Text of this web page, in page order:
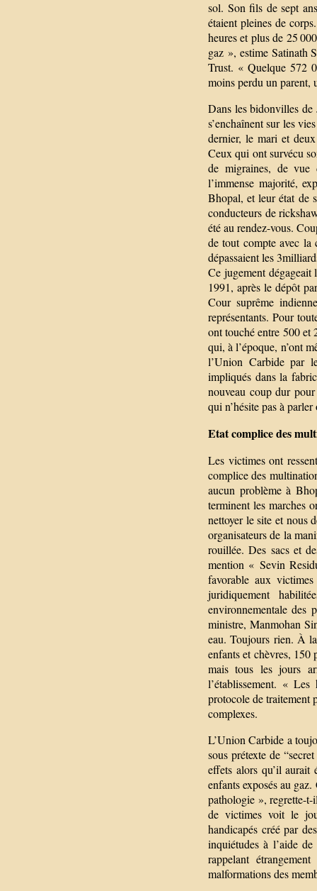
sol. Son fils de sept
étaient pleines de
heures et plus de 25
gaz », estime Satinath
Trust. « Quelque 572
moins perdu un parent,
Dans les bidonvilles de
s’enchaînent sur les
dernier, le mari et
Ceux qui ont survécu
de migraines, de vue
l’immense majorité,
Bhopal, et leur état de
conducteurs de
été au rendez-vous.
de tout compte avec la
dépassaient les
Ce jugement
1991, après le dépôt
Cour suprême
représentants. Pour
ont touché entre 500 et
qui, à l’époque, n’ont
l’Union Carbide par
impliqués dans la
nouveau coup dur
qui n’hésite pas à
Etat complice des
Les victimes ont
complice des
aucun problème à
terminent les marches
nettoyer le site et nous
organisateurs de la
rouillée. Des sacs et
mention « Sevin
favorable aux
juridiquement
environnementale des
ministre, Manmohan
eau. Toujours rien. À
enfants et chèvres, 150
mais tous les jours
l’établissement. «
protocole de traitement
complexes.
L’Union Carbide a
sous prétexte de
effets alors qu’il aurait
enfants exposés au
pathologie », regrette-t-
de victimes voit le
handicapés créé par
inquiétudes à l’aide
rappelant
malformations des